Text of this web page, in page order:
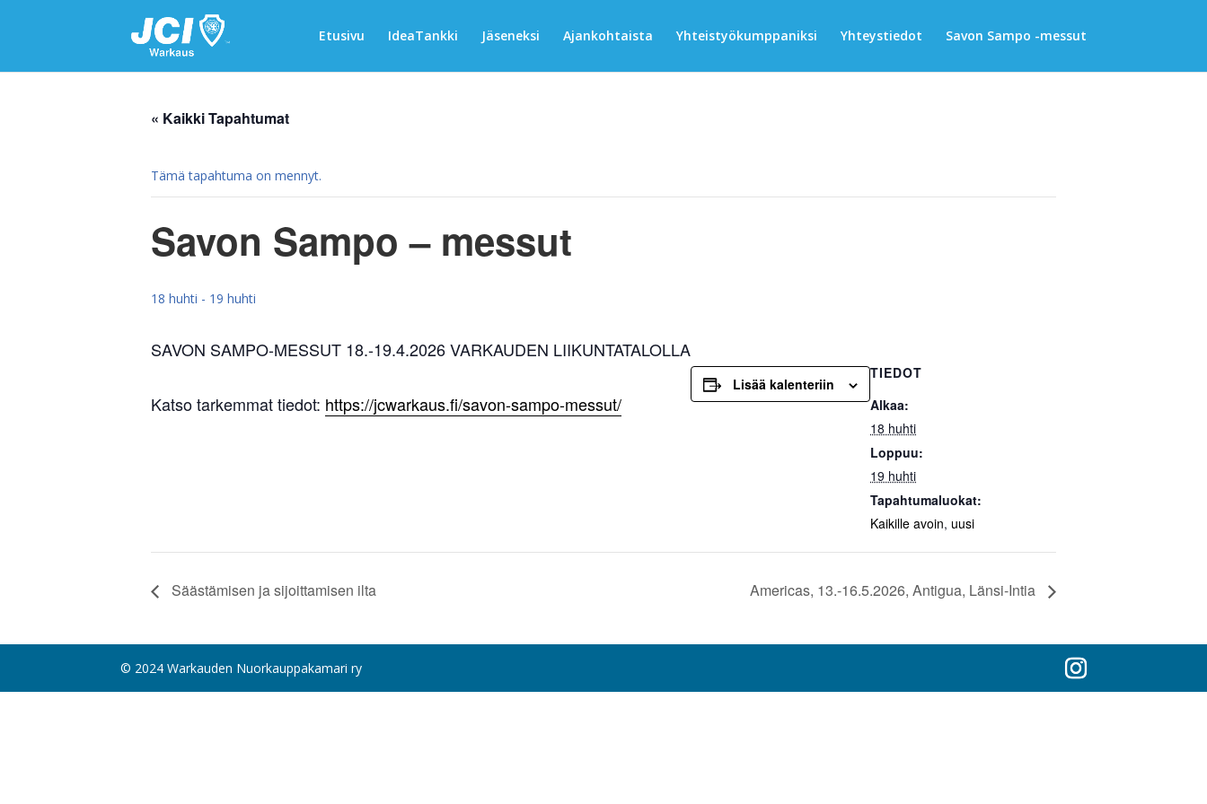
Etusivu IdeaTankki Jäseneksi Ajankohtaista Yhteistyökumppaniksi Yhteystiedot Savon Sampo -messut
« Kaikki Tapahtumat
Tämä tapahtuma on mennyt.
Savon Sampo – messut
18 huhti - 19 huhti
SAVON SAMPO-MESSUT 18.-19.4.2026 VARKAUDEN LIIKUNTATALOLLA
Katso tarkemmat tiedot: https://jcwarkaus.fi/savon-sampo-messut/
Lisää kalenteriin
TIEDOT
Alkaa:
18 huhti
Loppuu:
19 huhti
Tapahtumaluokat:
Kaikille avoin, uusi
Säästämisen ja sijoittamisen ilta Americas, 13.-16.5.2026, Antigua, Länsi-Intia
© 2024 Warkauden Nuorkauppakamari ry